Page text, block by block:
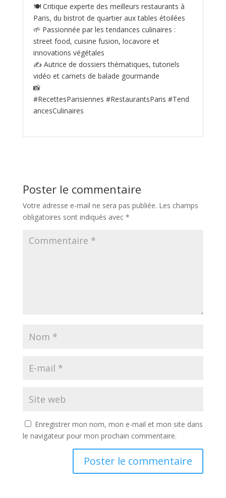
🍽️ Critique experte des meilleurs restaurants à
Paris, du bistrot de quartier aux tables étoilées
🌱 Passionnée par les tendances culinaires :
street food, cuisine fusion, locavore et
innovations végétales
✍️ Autrice de dossiers thématiques, tutoriels
vidéo et carnets de balade gourmande
📸
#RecettesParisiennes #RestaurantsParis #Tend
ancesCulinaires
Poster le commentaire
Votre adresse e-mail ne sera pas publiée. Les champs
obligatoires sont indiqués avec *
Enregistrer mon nom, mon e-mail et mon site dans
le navigateur pour mon prochain commentaire.